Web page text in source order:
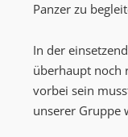
Panzer zu
In der
überhaupt noch
vorbei sein
unserer Gruppe